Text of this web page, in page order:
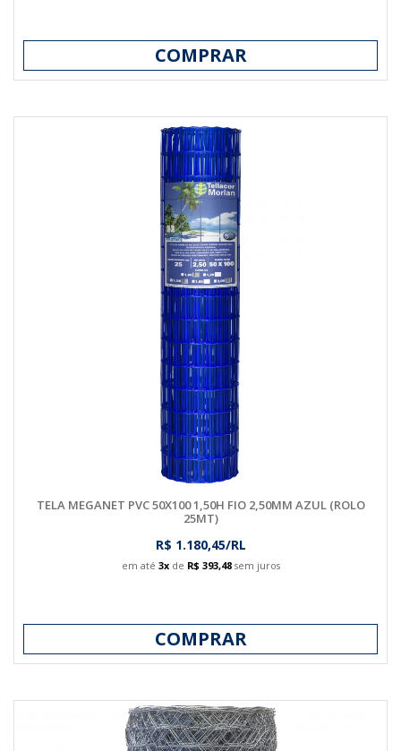
COMPRAR
TELA MEGANET PVC 50X100 1,50H FIO 2,50MM AZUL (ROLO
25MT)
R$ 1.180,45/RL
em até 3xde R$ 393,48sem juros
COMPRAR